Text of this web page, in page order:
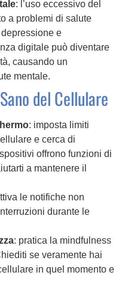
: l’uso eccessivo del
a problemi di salute
e
digitale può diventare
causando un
mentale.
del Cellulare
: imposta limiti
e cerca di
offrono funzioni di
a mantenere il
le notifiche non
durante le
: pratica la mindfulness
se veramente hai
in quel momento e